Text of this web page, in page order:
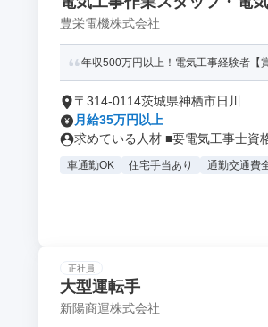
豊栄電機株式会社
年収500万円以上！電気工事経験者【
〒314-0114茨城県神栖市日川
月給35万円以上
求めている人材 ■要電気工事士資
車通勤OK 住宅手当あり 通勤交通費
正社員
大型運転手
新陽商運株式会社